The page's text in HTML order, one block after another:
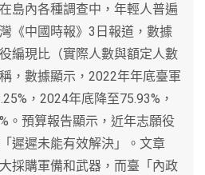
島內各種調查中，年輕人普遍
《中國時報》3日報道，數據
編現比（實際人數與額定人數
，數據顯示，2022年年底臺軍
，2024年底降至75.93%，
。預算報告顯示，近年志願役
遲遲未能有效解決」。文章
採購軍備和武器，而臺「內政